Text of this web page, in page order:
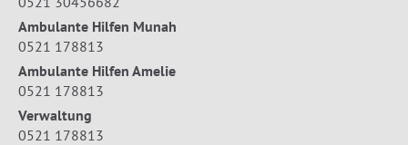
Ambulante Hilfen Munah
0521 178813
Ambulante Hilfen Amelie
0521 178813
Verwaltung
0521 178813